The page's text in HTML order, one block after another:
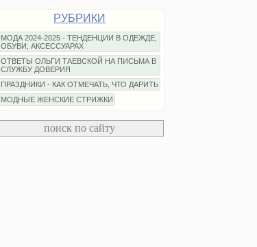
РУБРИКИ
МОДА 2024-2025 - ТЕНДЕНЦИИ В ОДЕЖДЕ,
ОБУВИ, АКСЕССУАРАХ
ОТВЕТЫ ОЛЬГИ ТАЕВСКОЙ НА ПИСЬМА В
СЛУЖБУ ДОВЕРИЯ
ПРАЗДНИКИ - КАК ОТМЕЧАТЬ, ЧТО ДАРИТЬ
МОДНЫЕ ЖЕНСКИЕ СТРИЖКИ